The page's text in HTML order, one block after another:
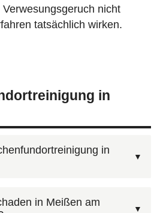
nicht
tatsächlich wirken.
in
in
unter0800 6003005
in Meißen am